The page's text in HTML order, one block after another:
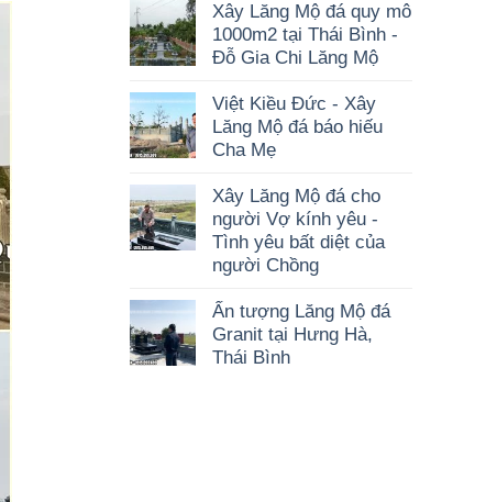
Xây Lăng Mộ đá quy mô
1000m2 tại Thái Bình -
Đỗ Gia Chi Lăng Mộ
Việt Kiều Đức - Xây
Lăng Mộ đá báo hiếu
Cha Mẹ
Xây Lăng Mộ đá cho
người Vợ kính yêu -
Tình yêu bất diệt của
người Chồng
Ấn tượng Lăng Mộ đá
Granit tại Hưng Hà,
Thái Bình